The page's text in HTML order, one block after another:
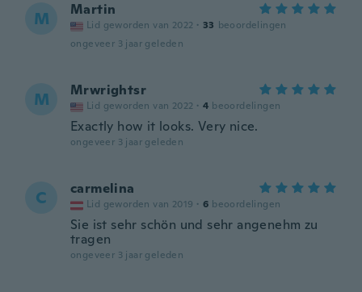
M Martin
Lid geworden van 2022 · 33 beoordelingen
ongeveer 3 jaar geleden
M Mrwrightsr
Lid geworden van 2022 · 4 beoordelingen
Exactly how it looks. Very nice.
ongeveer 3 jaar geleden
C carmelina
Lid geworden van 2019 · 6 beoordelingen
Sie ist sehr schön und sehr angenehm zu
tragen
ongeveer 3 jaar geleden